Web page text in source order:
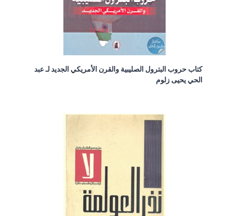
كتاب حروب البترول الصليبية والقرن الأمريكي الجديد لـ عبد
الحي يحيى زلوم